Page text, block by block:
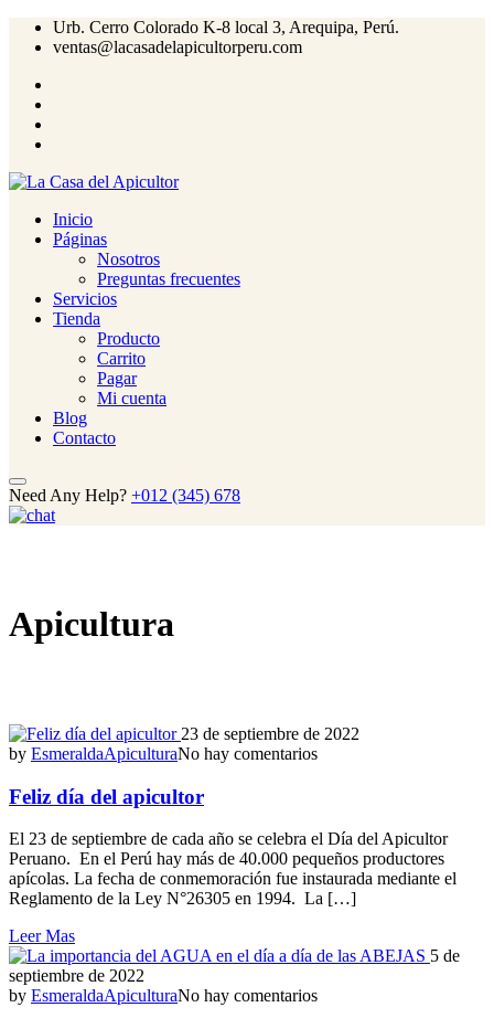
Urb. Cerro Colorado K-8 local 3, Arequipa, Perú.
ventas@lacasadelapicultorperu.com
Inicio
Páginas
Nosotros
Preguntas frecuentes
Servicios
Tienda
Producto
Carrito
Pagar
Mi cuenta
Blog
Contacto
Need Any Help? +012 (345) 678
Apicultura
23 de septiembre de 2022
by EsmeraldaApiculturaNo hay comentarios
Feliz día del apicultor
El 23 de septiembre de cada año se celebra el Día del Apicultor
Peruano. En el Perú hay más de 40.000 pequeños productores
apícolas. La fecha de conmemoración fue instaurada mediante el
Reglamento de la Ley N°26305 en 1994. La […]
Leer Mas
5 de
septiembre de 2022
by EsmeraldaApiculturaNo hay comentarios